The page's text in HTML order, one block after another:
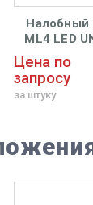
Налобный
ML4 LED
лупой HR
защитным
Цена по
запросу
за штуку